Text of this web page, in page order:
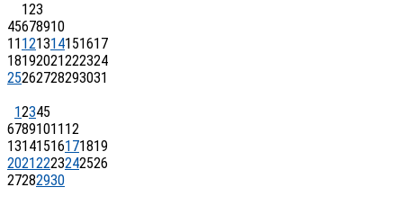
123
45678910
11 121314151617
18192021222324
25262728293031
12345
67891011 12
13141516171819
20212223242526
27282930